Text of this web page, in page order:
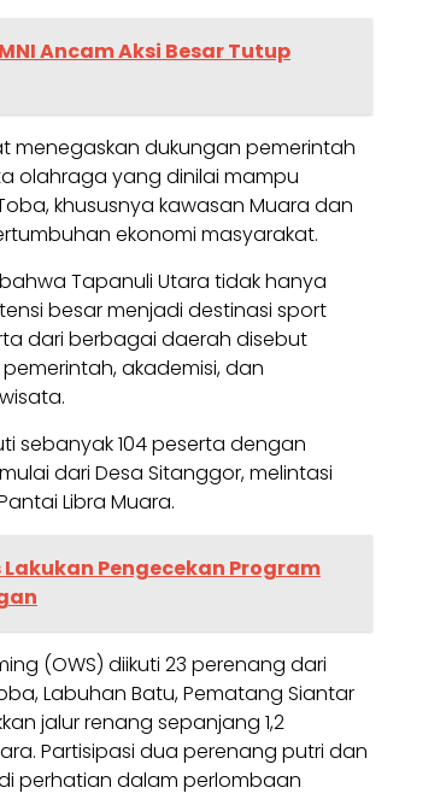
Ancam Aksi Besar Tutup
menegaskan dukungan pemerintah
olahraga yang dinilai mampu
khususnya kawasan Muara dan
ekonomi masyarakat.
Tapanuli Utara tidak hanya
besar menjadi destinasi sport
dari berbagai daerah disebut
akademisi, dan
sebanyak 104 peserta dengan
dari Desa Sitanggor, melintasi
Libra Muara.
Pengecekan Program
(OWS) diikuti 23 perenang dari
Labuhan Batu, Pematang Siantar
jalur renang sepanjang 1,2
Partisipasi dua perenang putri dan
perhatian dalam perlombaan